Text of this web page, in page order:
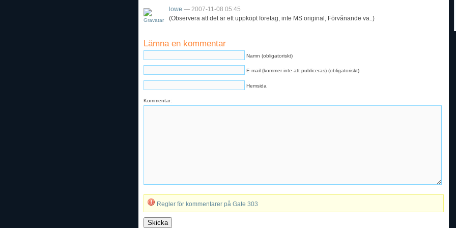
lowe — 2007-11-08 05:45
(Observera att det är ett uppköpt företag, inte MS original, Förvånande va..)
Lämna en kommentar
Namn (obligatoriskt)
E-mail (kommer inte att publiceras) (obligatoriskt)
Hemsida
Kommentar:
Regler för kommentarer på Gate 303